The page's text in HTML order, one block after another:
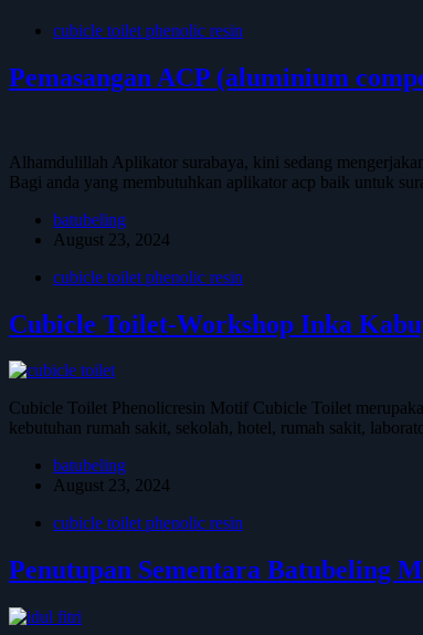
cubicle toilet phenolic resin
Pemasangan ACP (aluminium
Alhamdulillah Aplikator surabaya, kini sedang
Bagi anda yang membutuhkan aplikator acp baik untuk
batubeling
August 23, 2024
cubicle toilet phenolic resin
Cubicle Toilet-Workshop Inka
Cubicle Toilet Phenolicresin Motif Cubicle Toilet
kebutuhan rumah sakit, sekolah, hotel, rumah sakit,
batubeling
August 23, 2024
cubicle toilet phenolic resin
Penutupan Sementara Batubeling